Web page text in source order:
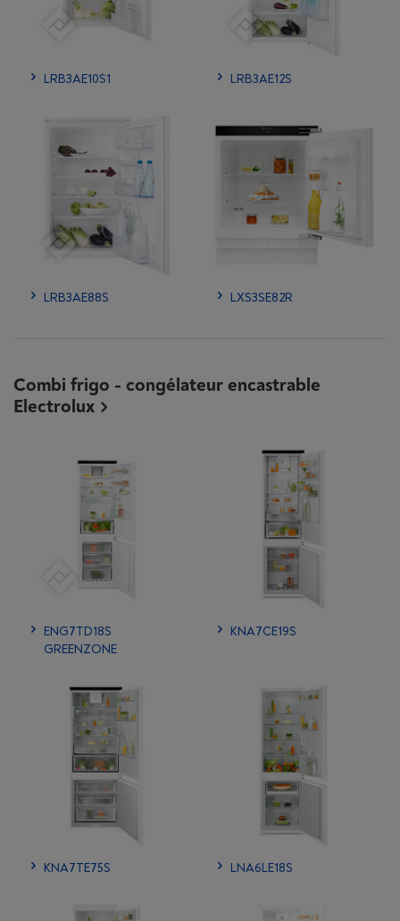
LRB3AE10S1 LRB3AE12S
LRB3AE88S LXS3SE82R
Combi frigo - congélateur encastrable
Electrolux
ENG7TD18S
GREENZONE
KNA7CE19S
KNA7TE75S LNA6LE18S